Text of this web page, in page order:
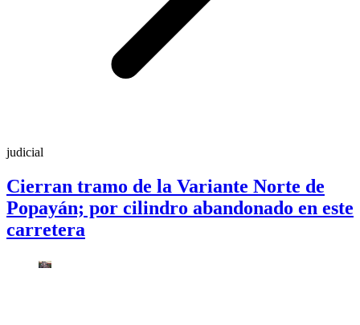
judicial
Cierran tramo de la Variante Norte de
Popayán; por cilindro abandonado en este
carretera